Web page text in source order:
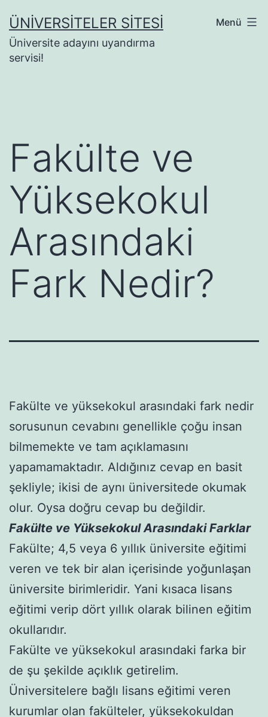
geçÜNIVERSITELER SITESI
Üniversite adayını uyandırma
servisi!
Menü
Fakülte ve
Yüksekokul
Arasındaki
Fark Nedir?
Fakülte ve yüksekokul arasındaki fark nedir
sorusunun cevabını genellikle çoğu insan
bilmemekte ve tam açıklamasını
yapamamaktadır. Aldığınız cevap en basit
şekliyle; ikisi de aynı üniversitede okumak
olur. Oysa doğru cevap bu değildir.
Fakülte ve Yüksekokul Arasındaki Farklar
Fakülte; 4,5 veya 6 yıllık üniversite eğitimi
veren ve tek bir alan içerisinde yoğunlaşan
üniversite birimleridir. Yani kısaca lisans
eğitimi verip dört yıllık olarak bilinen eğitim
okullarıdır.
Fakülte ve yüksekokul arasındaki farka bir
de şu şekilde açıklık getirelim.
Üniversitelere bağlı lisans eğitimi veren
kurumlar olan fakülteler, yüksekokuldan